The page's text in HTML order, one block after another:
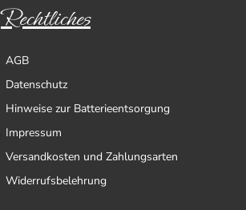
Rechtliches
AGB
Datenschutz
Hinweise zur Batterieentsorgung
Impressum
Versandkosten und Zahlungsarten
Widerrufsbelehrung